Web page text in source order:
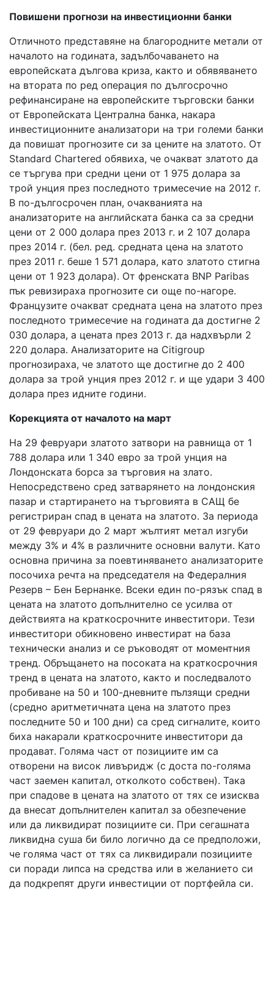
Повишени прогнози на инвестиционни банки
Отличното представяне на благородните метали от
началото на годината, задълбочаването на
европейската дългова криза, както и обявяването
на втората по ред операция по дългосрочно
рефинансиране на европейските търговски банки
от Европейската Централна банка, накара
инвестиционните анализатори на три големи банки
да повишат прогнозите си за цените на златото. От
Standard Chartered обявиха, че очакват златото да
се търгува при средни цени от 1 975 долара за
трой унция през последното тримесечие на 2012 г.
В по-дългосрочен план, очакванията на
анализаторите на английската банка са за средни
цени от 2 000 долара през 2013 г. и 2 107 долара
през 2014 г. (бел. ред. средната цена на златото
през 2011 г. беше 1 571 долара, като златото стигна
цени от 1 923 долара). От френската BNP Paribas
пък ревизираха прогнозите си още по-нагоре.
Французите очакват средната цена на златото през
последното тримесечие на годината да достигне 2
030 долара, а цената през 2013 г. да надхвърли 2
220 долара. Анализаторите на Citigroup
прогнозираха, че златото ще достигне до 2 400
долара за трой унция през 2012 г. и ще удари 3 400
долара през идните години.
Корекцията от началото на март
На 29 февруари златото затвори на равнища от 1
788 долара или 1 340 евро за трой унция на
Лондонската борса за търговия на злато.
Непосредствено сред затварянето на лондонския
пазар и стартирането на търговията в САЩ бе
регистриран спад в цената на златото. За периода
от 29 февруари до 2 март жълтият метал изгуби
между 3% и 4% в различните основни валути. Като
основна причина за поевтиняването анализаторите
посочиха речта на председателя на Федералния
Резерв – Бен Бернанке. Всеки един по-рязък спад в
цената на златото допълнително се усилва от
действията на краткосрочните инвеститори. Тези
инвеститори обикновено инвестират на база
технически анализ и се ръководят от моментния
тренд. Обръщането на посоката на краткосрочния
тренд в цената на златото, както и последвалото
пробиване на 50 и 100-дневните пълзящи средни
(средно аритметичната цена на златото през
последните 50 и 100 дни) са сред сигналите, които
биха накарали краткосрочните инвеститори да
продават. Голяма част от позициите им са
отворени на висок ливъридж (с доста по-голяма
част заемен капитал, отколкото собствен). Така
при спадове в цената на златото от тях се изисква
да внесат допълнителен капитал за обезпечение
или да ликвидират позициите си. При сегашната
ликвидна суша би било логично да се предположи,
че голяма част от тях са ликвидирали позициите
си поради липса на средства или в желанието си
да подкрепят други инвестиции от портфейла си.